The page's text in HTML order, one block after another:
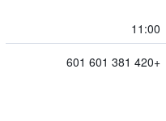
11:00
+420 381 601 601